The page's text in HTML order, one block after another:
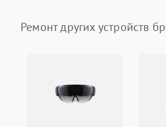
Ремонт других устройств